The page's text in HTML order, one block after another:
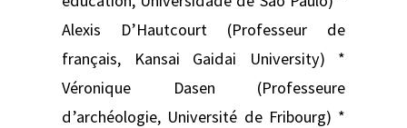
Alexis D’Hautcourt (Professeur de
français, Kansai Gaidai University) *
Véronique Dasen (Professeure
d’archéologie, Université de Fribourg) *